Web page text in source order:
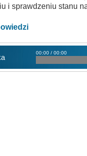
i sprawdzeniu stanu
00:00 / 00:00